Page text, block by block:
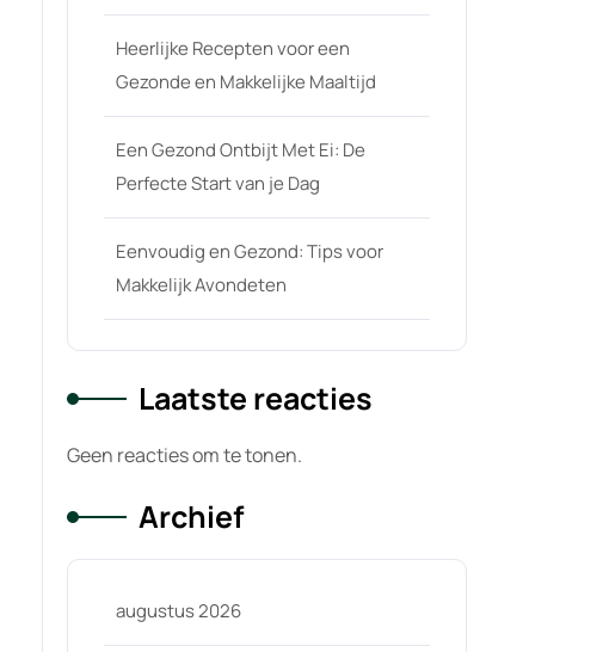
Heerlijke Recepten voor een
Gezonde en Makkelijke Maaltijd
Een Gezond Ontbijt Met Ei: De
Perfecte Start van je Dag
Eenvoudig en Gezond: Tips voor
Makkelijk Avondeten
Laatste reacties
Geen reacties om te tonen.
Archief
augustus 2026